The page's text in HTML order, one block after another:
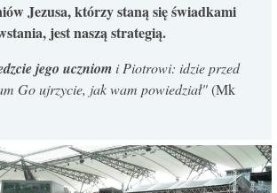
Jezusa, którzy staną się świadkami
jest naszą strategią.
jego uczniom i Piotrowi: idzie przed
Go ujrzycie, jak wam powiedział"(Mk